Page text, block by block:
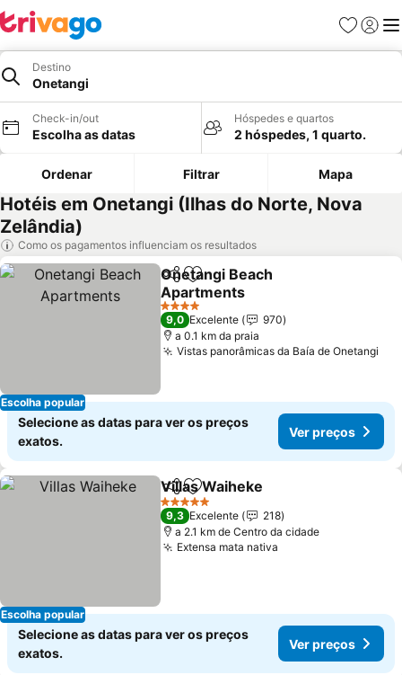
Favoritos
Iniciar
Destino
Onetangi
Check-in/out
Escolha as datas
Hóspedes e quartos
2 hóspedes, 1 quarto.
Ordenar Filtrar Mapa
Hotéis em Onetangi (Ilhas do Norte, Nova
Zelândia)
Como os pagamentos influenciam os resultados
Escolha popular
PartilharAdicionar aos favoritos
Onetangi Beach
Apartments
Ver preços
4 Estrelas
9,0 Excelente
970
a 0.1 km da praia
Vistas panorâmicas da Baía de Onetangi
Selecione as datas para ver os preços
exatos.
Ver preços
Escolha popular
PartilharAdicionar aos favoritos
Villas Waiheke
5 Estrelas
9,3 Excelente
218
a 2.1 km de Centro da cidade
Extensa mata nativa
Selecione as datas para ver os preços
exatos.
Ver preços